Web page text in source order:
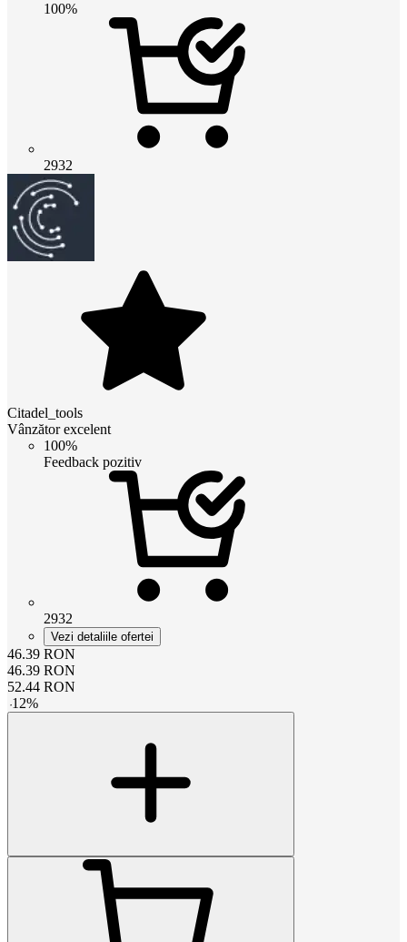
100%
2932
Citadel_tools
Vânzător excelent
100%
Feedback pozitiv
2932
Vezi detaliile ofertei
46.39 RON
46.39 RON
52.44 RON
-12%